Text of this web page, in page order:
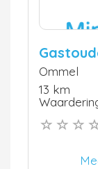
Ommel
13 km